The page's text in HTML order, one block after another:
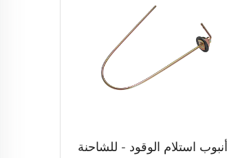
أنبوب استلام الوقود - للشاحنة